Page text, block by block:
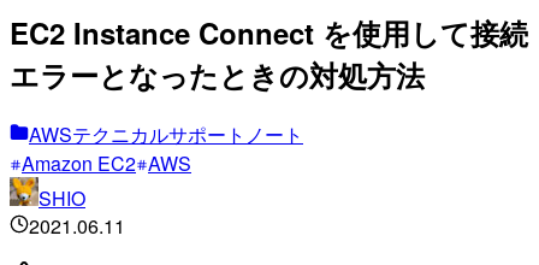
EC2 Instance Connect を使用して接続
エラーとなったときの対処方法
AWSテクニカルサポートノート
Amazon EC2 AWS
SHIO
2021.06.11